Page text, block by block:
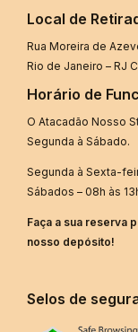
Local de
Rua Moreira de
Rio de Janeiro – RJ
Horário de
O Atacadão Nosso
Segunda à Sábado.
Segunda à Sexta-
Sábados – 08h às
Faça a sua reserva
nosso depósito!
Selos de